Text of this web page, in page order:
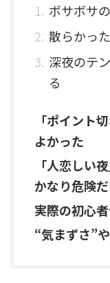
ボサボサ
散らかっ
深夜のテ
る
「ポイント
よかった
「人恋しい
かなり危険だ
実際の初心
“気まずさ”